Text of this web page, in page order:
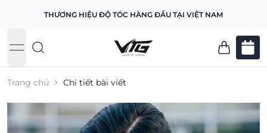
THƯƠNG HIỆU ĐỘ TÓC HÀNG ĐẦU TẠI VIỆT NAM
open navigation menu
Trang chủ Chi tiết bài viết